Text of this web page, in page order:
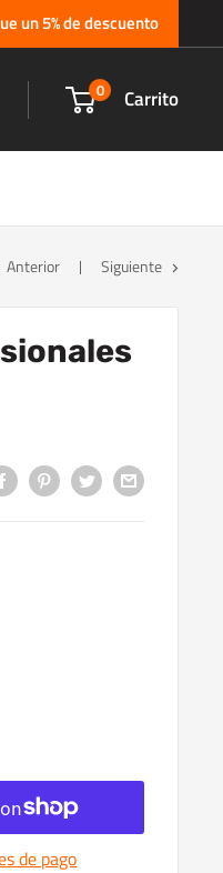
un 5% de descuento
0 Carrito
Anterior Siguiente
de pago